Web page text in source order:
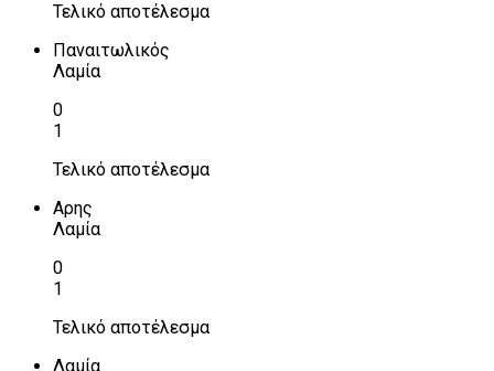
Τελικό αποτέλεσμα
Παναιτωλικός
Λαμία
0
1
Τελικό αποτέλεσμα
Αρης
Λαμία
0
1
Τελικό αποτέλεσμα
Λαμία